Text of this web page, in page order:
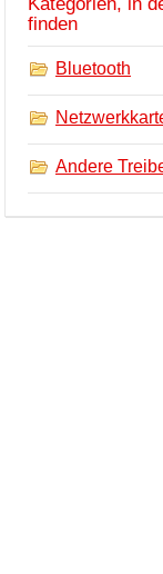
finden
Bluetooth
Andere